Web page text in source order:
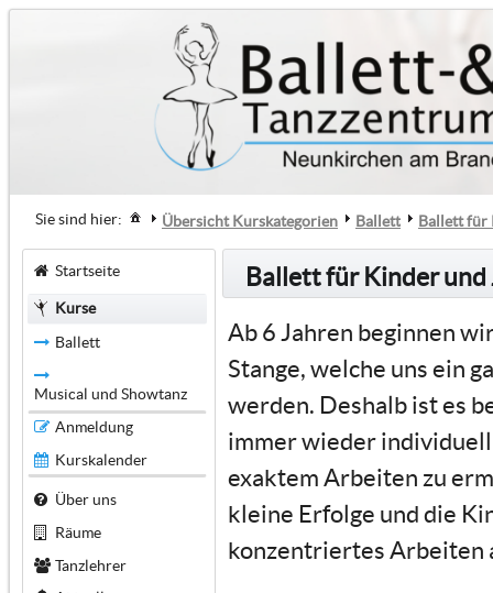
Sie sind hier: Übersicht Kurskategorien Ballett Ballett für
Startseite
Kurse
Ballett
Musical und Showtanz
Anmeldung
Kurskalender
Über uns
Räume
Tanzlehrer
Ballett für Kinder und
Ab 6 Jahren beginnen
Stange, welche uns ein
werden. Deshalb ist es
immer wieder
exaktem Arbeiten zu
kleine Erfolge und die
konzentriertes Arbeiten